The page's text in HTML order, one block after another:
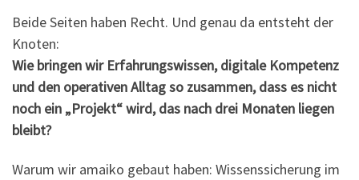
Beide Seiten haben Recht. Und genau da entsteht der
Knoten:
Wie bringen wir Erfahrungswissen, digitale Kompetenz
und den operativen Alltag so zusammen, dass es nicht
noch ein „Projekt“ wird, das nach drei Monaten liegen
bleibt?
Warum wir amaiko gebaut haben: Wissenssicherung im